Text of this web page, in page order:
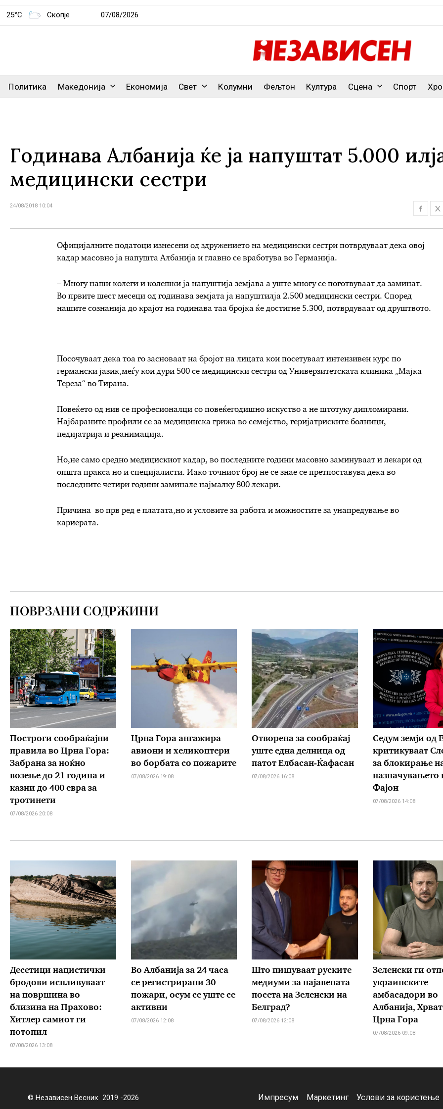
25°C Скопје 07/08/2026
Политика Македонија Економија Свет Колумни Фељтон Култура Сцена Спорт
Годинава Албанија ќе ја напуштат 5.000
медицински сестри
24/08/2018 10:04
Официјалните податоци изнесени од здружението на медицински сестри потврдуваат дека овој
кадар масовно ја напушта Албанија и главно се вработува во Германија.
– Многу наши колеги и колешки ја напуштија земјава а уште многу се поготвуваат да заминат.
Во првите шест месеци од годинава земјата ја напуштилја 2.500 медицински сестри. Според
нашите сознанија до крајот на годинава таа бројка ќе достигне 5.300, потврдуваат од друштвото.
Посочуваат дека тоа го засноваат на бројот на лицата кои посетуваат интензивен курс по
германски јазик,меѓу кои дури 500 се медицински сестри од Универзитетската клиника „Мајка
Тереза“ во Тирана.
Повеќето од нив се професионалци со повеќегодишно искуство а не штотуку дипломирани.
Најбараните профили се за медицинска грижа во семејство, геријатриските болници,
педијатрија и реанимација.
Но,не само средно медицискиот кадар, во последните години масовно заминуваат и лекари од
општа пракса но и специјалисти. Иако точниот број не се знае се претпоставува дека во
последните четири години заминале најмалку 800 лекари.
Причина во прв ред е платата,но и условите за работа и можностите за унапредување во
кариерата.
ПОВРЗАНИ СОДРЖИНИ
Построги сообраќајни
правила во Црна Гора:
Забрана за ноќно
возење до 21 година и
казни до 400 евра за
тротинети
07/08/2026 20:08
Црна Гора ангажира
авиони и хеликоптери
во борбата со пожарите
07/08/2026 19:08
Отворена за сообраќај
уште една делница од
патот Елбасан-Ќафасан
07/08/2026 16:08
Седум земји од
критикуваат
за блокирање
назначувањето
Фајон
07/08/2026 14:08
Десетици нацистички
бродови испливуваат
на површина во
близина на Прахово:
Хитлер самиот ги
потопил
07/08/2026 13:08
Во Албанија за 24 часа
се регистрирани 30
пожари, осум се уште се
активни
07/08/2026 12:08
Што пишуваат руските
медиуми за најавената
посета на Зеленски на
Белград?
07/08/2026 12:08
Зеленски ги
украинските
амбасадори во
Албанија,
Црна Гора
07/08/2026 09:08
© Независен Весник 2019 -2026 Импресум Маркетинг Услови за користење